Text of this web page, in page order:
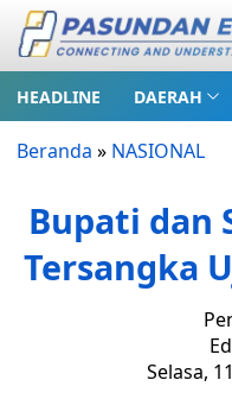
HEADLINE DAERAH
Beranda » NASIONAL
Bupati dan
Tersangka
Selasa,